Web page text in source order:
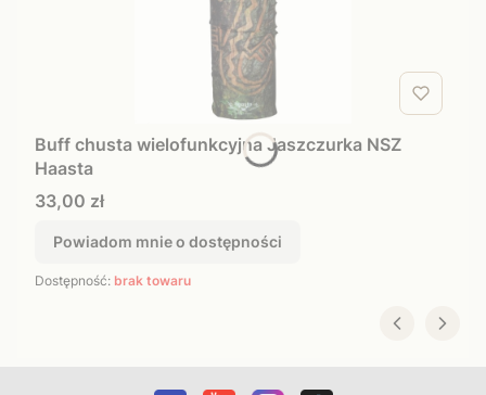
Buff chusta wielofunkcyjna Jaszczurka NSZ
Haasta
Cena
33,00 zł
Powiadom mnie o dostępności
Dostępność: brak towaru